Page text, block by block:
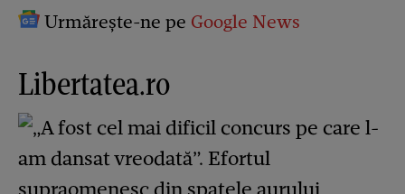
Urmărește-ne pe Google News
Libertatea.ro